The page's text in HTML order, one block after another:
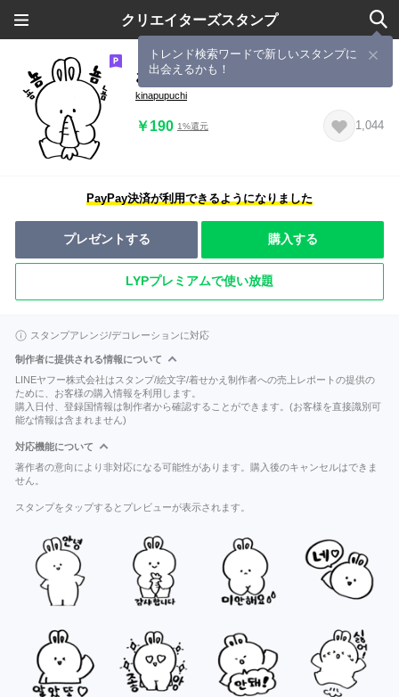
クリエイターズスタンプ
トレンド検索ワードで新しいスタンプに
出会えるかも！
お話大好きうさぎ オール韓国語
kinapupuchi
￥190 1%還元 1,044
PayPay決済が利用できるようになりました
プレゼントする 購入する
LYPプレミアムで使い放題
スタンプアレンジ/デコレーションに対応
制作者に提供される情報について
LINEヤフー株式会社はスタンプ/絵文字/着せかえ制作者への売上レポートの提供の
ために、お客様の購入情報を利用します。
購入日付、登録国情報は制作者から確認することができます。(お客様を直接識別可
能な情報は含まれません)
対応機能について
著作者の意向により非対応になる可能性があります。購入後のキャンセルはできま
せん。
スタンプをタップするとプレビューが表示されます。